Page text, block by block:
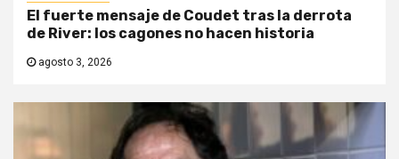
El fuerte mensaje de Coudet tras la derrota
de River: los cagones no hacen historia
agosto 3, 2026